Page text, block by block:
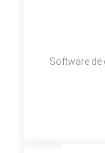
Software de